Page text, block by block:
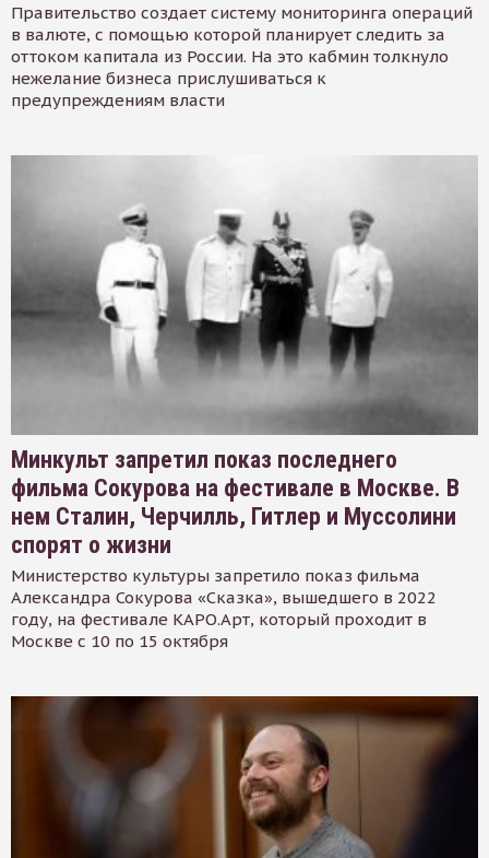
Правительство создает систему мониторинга операций
в валюте, с помощью которой планирует следить за
оттоком капитала из России. На это кабмин толкнуло
нежелание бизнеса прислушиваться к
предупреждениям власти
Минкульт запретил показ последнего
фильма Сокурова на фестивале в Москве. В
нем Сталин, Черчилль, Гитлер и Муссолини
спорят о жизни
Министерство культуры запретило показ фильма
Александра Сокурова «Сказка», вышедшего в 2022
году, на фестивале КАРО.Арт, который проходит в
Москве с 10 по 15 октября